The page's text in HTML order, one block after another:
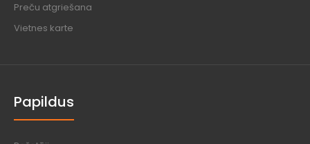
Preču atgriešana
Vietnes karte
Papildus